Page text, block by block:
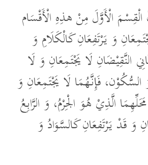
الْأَوَّلَ مِنْ هذِهِ الْأَقْسَام
وَ يَرْتَفِعَانِ كَالْكَلَامِ وَ
النَّقِيْضَانِ لَا يَجْتَمِعَانِ وَ لَا
السُّكُوْن، فَإِنَّهُمَا لَا يَجْتَمِعَانِ وَ
الَّذِيْ هُوَ الْجِرْمُ، وَ الرَّابِعُ
وَ قَدْ يَرْتَفِعَانِ كَالسَّوَادُ وَ